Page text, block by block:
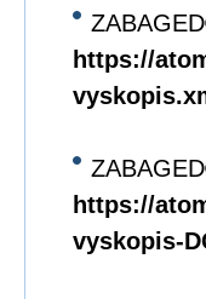
https://
https://
vyskopis-